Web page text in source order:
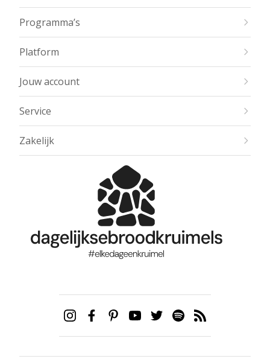
Programma’s
Platform
Jouw account
Service
Zakelijk